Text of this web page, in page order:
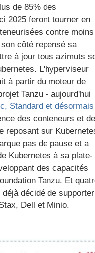
de 85% des
2025 feront tourner en
contre moins
côté repensé sa
à jour tous azimuts
L'hyperviseur
à partir du moteur de
Tanzu - aujourd'hui
Standard et désormais
des conteneurs et
reposant sur
pas de pause et a
Kubernetes à sa plate-
des capacités
Tanzu. Et
décidé de supporter
Dell et Minio.